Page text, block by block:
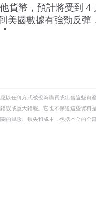
貨幣，預計將受到 4
美國數據有強勁反彈
"
以任何方式被視為購買或出售這些資
誤或重大錯報。它也不保證這些資料
的風險、損失和成本，包括本金的全